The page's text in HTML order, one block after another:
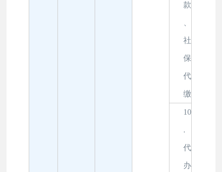
款
社
保
代
缴
10
.
代
办